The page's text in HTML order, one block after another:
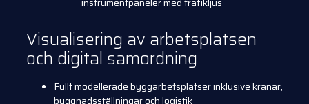
Visualisering av arbetsplatsen
och digital samordning
Fullt modellerade byggarbetsplatser inklusive kranar,
byggnadsställningar och logistik